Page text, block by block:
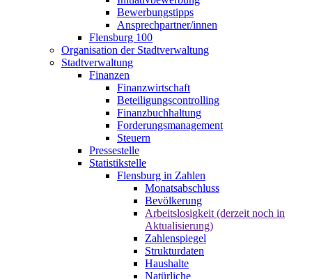
Bewerbungstipps
Ansprechpartner/innen
Flensburg 100
Organisation der Stadtverwaltung
Stadtverwaltung
Finanzen
Finanzwirtschaft
Beteiligungscontrolling
Finanzbuchhaltung
Forderungsmanagement
Steuern
Pressestelle
Statistikstelle
Flensburg in Zahlen
Monatsabschluss
Bevölkerung
Arbeitslosigkeit (derzeit noch in
Aktualisierung)
Zahlenspiegel
Strukturdaten
Haushalte
Natürliche